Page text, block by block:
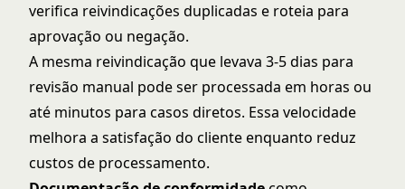
verifica reivindicações duplicadas e roteia para
aprovação ou negação.
A mesma reivindicação que levava 3-5 dias para
revisão manual pode ser processada em horas ou
até minutos para casos diretos. Essa velocidade
melhora a satisfação do cliente enquanto reduz
custos de processamento.